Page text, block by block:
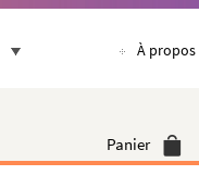
À propos
Panier